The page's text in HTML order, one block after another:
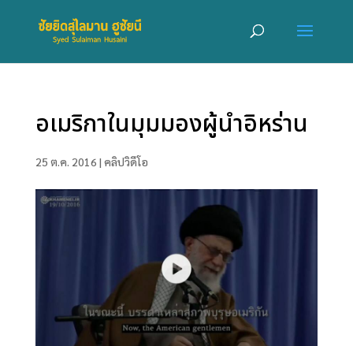
อเมริกาในมุมมองผู้นำอิหร่าน
25 ต.ค. 2016 | คลิปวิดีโอ